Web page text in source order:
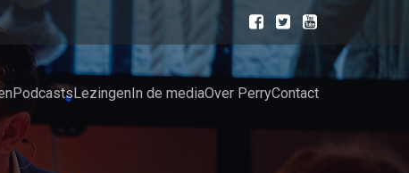
PodcastsLezingenIn de mediaOver PerryContact